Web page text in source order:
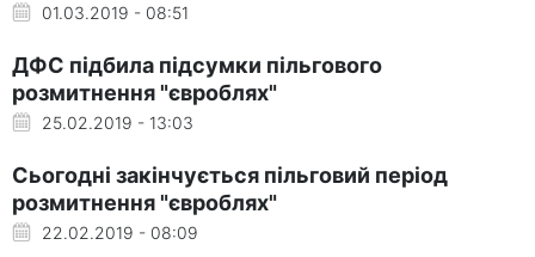
01.03.2019 - 08:51
ДФС підбила підсумки пільгового
розмитнення "євроблях"
25.02.2019 - 13:03
Сьогодні закінчується пільговий період
розмитнення "євроблях"
22.02.2019 - 08:09